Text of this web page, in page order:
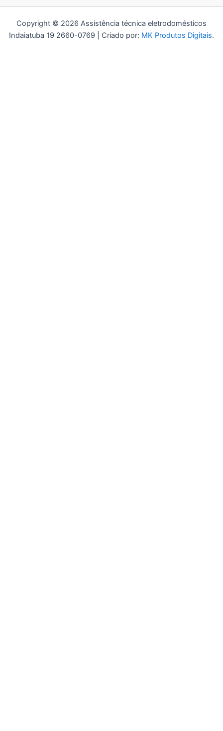
Copyright © 2026 Assistência técnica eletrodomésticos
Indaiatuba 19 2660-0769 | Criado por: MK Produtos Digitais.